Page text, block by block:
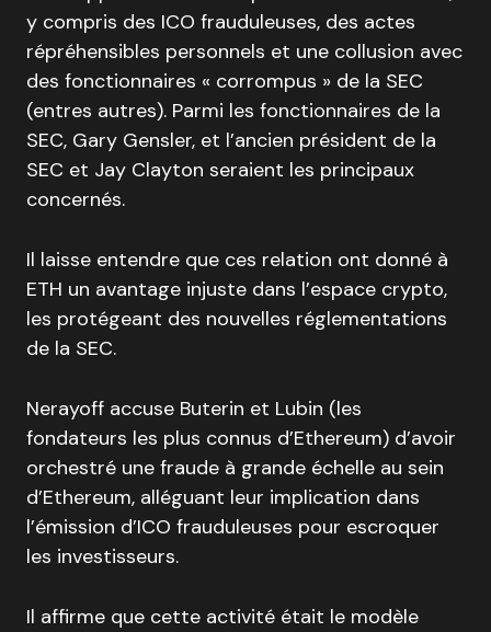
y compris des ICO frauduleuses, des actes
répréhensibles personnels et une collusion avec
des fonctionnaires « corrompus » de la SEC
(entres autres). Parmi les fonctionnaires de la
SEC, Gary Gensler, et l’ancien président de la
SEC et Jay Clayton seraient les principaux
concernés.
Il laisse entendre que ces relation ont donné à
ETH un avantage injuste dans l’espace crypto,
les protégeant des nouvelles réglementations
de la SEC.
Nerayoff accuse Buterin et Lubin (les
fondateurs les plus connus d’Ethereum) d’avoir
orchestré une fraude à grande échelle au sein
d’Ethereum, alléguant leur implication dans
l’émission d’ICO frauduleuses pour escroquer
les investisseurs.
Il affirme que cette activité était le modèle